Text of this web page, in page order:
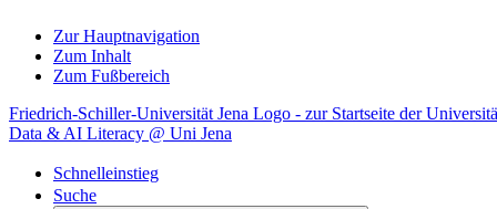
Zur Hauptnavigation
Zum Inhalt
Zum Fußbereich
Friedrich-Schiller-Universität Jena Logo - zur Startseite der
Data & AI Literacy @ Uni Jena
Schnelleinstieg
Suche